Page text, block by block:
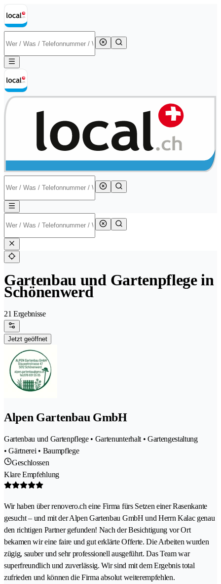
Gartenbau und Gartenpflege in
Schönenwerd
21 Ergebnisse
Jetzt geöffnet
Alpen Gartenbau GmbH
Gartenbau und Gartenpflege • Gartenunterhalt • Gartengestaltung
• Gärtnerei • Baumpflege
Geschlossen
Klare Empfehlung
Wir haben über renovero.ch eine Firma fürs Setzen einer Rasenkante
gesucht – und mit der Alpen Gartenbau GmbH und Herrn Kalac genau
den richtigen Partner gefunden! Nach der Besichtigung vor Ort
bekamen wir eine faire und gut erklärte Offerte. Die Arbeiten wurden
zügig, sauber und sehr professionell ausgeführt. Das Team war
superfreundlich und zuverlässig. Wir sind mit dem Ergebnis total
zufrieden und können die Firma absolut weiterempfehlen.